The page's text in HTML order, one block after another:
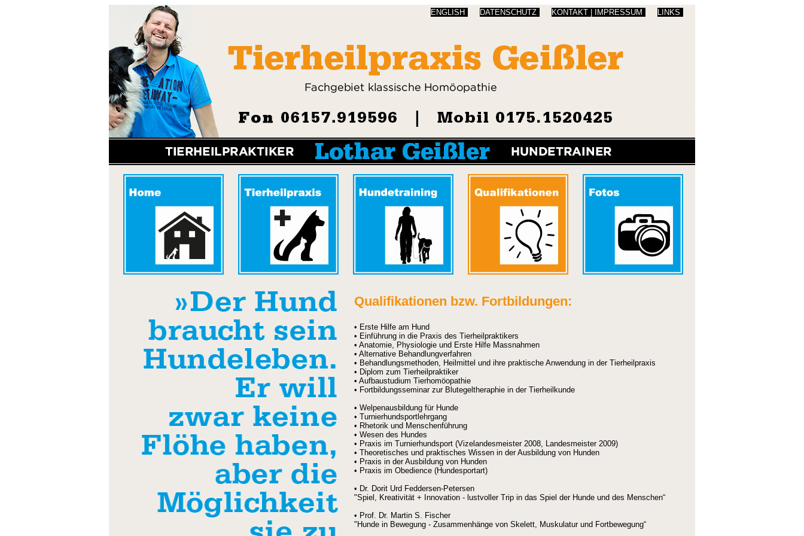
LINKS
KONTAKT | IMPRESSUM
DATENSCHUTZ
ENGLISH
Qualifikationen bzw. Fortbildungen:
• Erste Hilfe am Hund
• Einführung in die Praxis des Tierheilpraktikers
• Anatomie, Physiologie und Erste Hilfe Massnahmen
• Alternative Behandlungverfahren
• Behandlungsmethoden, Heilmittel und ihre praktische Anwendung in der Tierheilpraxis
• Diplom zum Tierheilpraktiker
• Aufbaustudium Tierhomöopathie
• Fortbildungsseminar zur Blutegeltheraphie in der Tierheilkunde
• Welpenausbildung für Hunde
• Turnierhundsportlehrgang
• Rhetorik und Menschenführung
• Wesen des Hundes
• Praxis im Turnierhundsport (Vizelandesmeister 2008, Landesmeister 2009)
• Theoretisches und praktisches Wissen in der Ausbildung von Hunden
• Praxis in der Ausbildung von Hunden
• Praxis im Obedience (Hundesportart)
• Dr. Dorit Urd Feddersen-Petersen
"Spiel, Kreativität + Innovation - lustvoller Trip in das Spiel der Hunde und des Menschen“
• Prof. Dr. Martin S. Fischer
"Hunde in Bewegung - Zusammenhänge von Skelett, Muskulatur und Fortbewegung“